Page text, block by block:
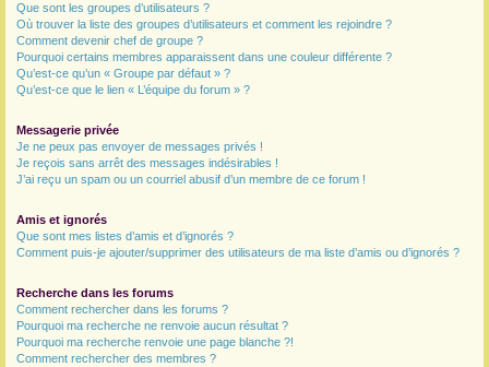
Que sont les groupes d’utilisateurs ?
Où trouver la liste des groupes d’utilisateurs et comment les rejoindre ?
Comment devenir chef de groupe ?
Pourquoi certains membres apparaissent dans une couleur différente ?
Qu’est-ce qu’un « Groupe par défaut » ?
Qu’est-ce que le lien « L’équipe du forum » ?
Messagerie privée
Je ne peux pas envoyer de messages privés !
Je reçois sans arrêt des messages indésirables !
J’ai reçu un spam ou un courriel abusif d’un membre de ce forum !
Amis et ignorés
Que sont mes listes d’amis et d’ignorés ?
Comment puis-je ajouter/supprimer des utilisateurs de ma liste d’amis ou d’ignorés ?
Recherche dans les forums
Comment rechercher dans les forums ?
Pourquoi ma recherche ne renvoie aucun résultat ?
Pourquoi ma recherche renvoie une page blanche ?!
Comment rechercher des membres ?